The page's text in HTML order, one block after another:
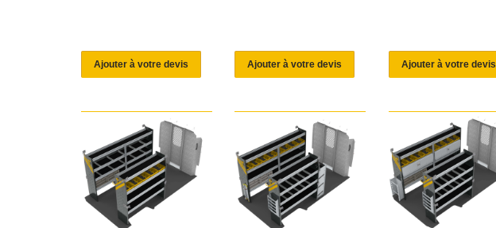
Ajouter à votre devis Ajouter à votre devis Ajouter à votre devis